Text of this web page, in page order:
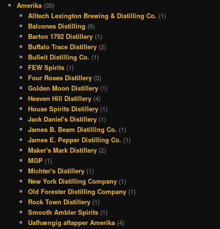
e
b
o
o
k
e
a
d
s
a
g
r
a
m
e
r
e
t
Amerika (35)
Alltech Lexington Brewing & Distilling Co. (1)
Balcones Distilling (6)
Barton 1792 Distillery(1)
Buffalo Trace Distillery(2)
Bulleit Distilling Co. (1)
FEW Spirits(1)
Four Roses Distillery(3)
Golden Moon Distillery(1)
Heaven Hill Distillery(4)
House Spirits Distillery(1)
Jack Daniel's Distillery(1)
James B. Beam Distilling Co. (1)
James E. Pepper Distilling Co. (1)
Maker's Mark Distillery(2)
MGP(1)
Michter's Distillery(1)
New York Distilling Company(1)
Old Forester Distilling Company(1)
Rock Town Distillery(1)
Smooth Ambler Spirits(1)
Uafhængig aftapper Amerika(4)